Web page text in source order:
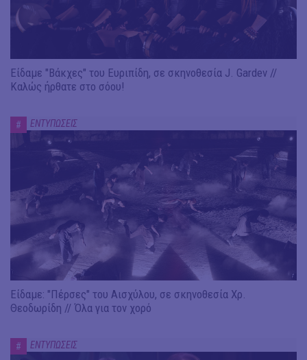
Είδαμε "Βάκχες" του Ευριπίδη, σε σκηνοθεσία J. Gardev //
Καλώς ήρθατε στο σόου!
# ΕΝΤΥΠΩΣΕΙΣ
Είδαμε: "Πέρσες" του Αισχύλου, σε σκηνοθεσία Χρ.
Θεοδωρίδη // Όλα για τον χορό
# ΕΝΤΥΠΩΣΕΙΣ